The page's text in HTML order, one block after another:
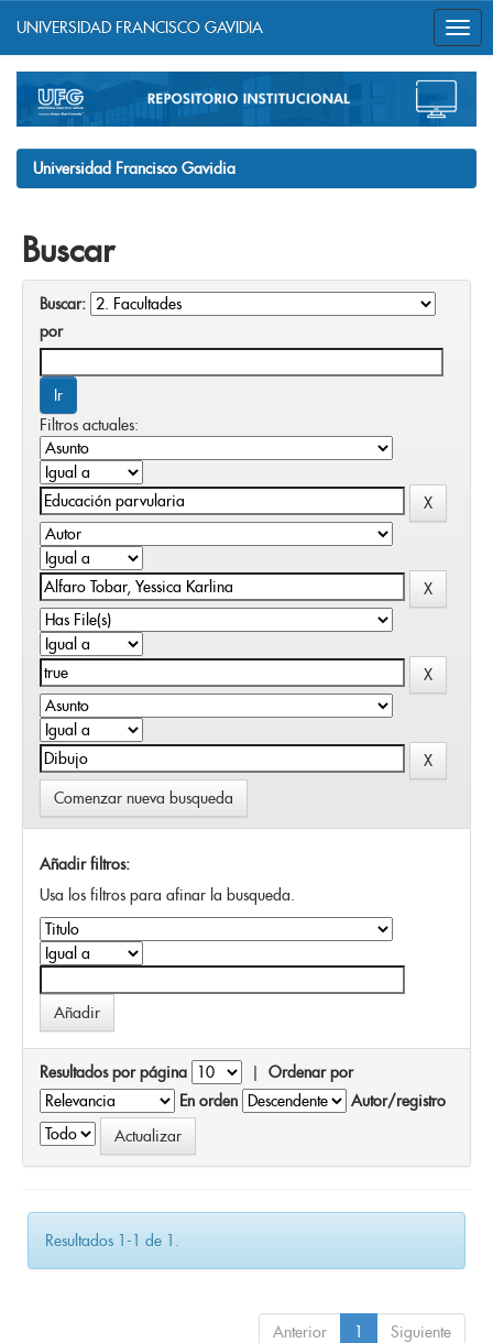
navigation
UNIVERSIDAD FRANCISCO GAVIDIA
Universidad Francisco Gavidia
Buscar
Buscar:
por
Filtros actuales:
Comenzar nueva busqueda
Añadir filtros:
Usa los filtros para afinar la busqueda.
Resultados por página | Ordenar por
En orden
Autor/registro
Resultados 1-1 de 1.
Anterior 1 Siguiente